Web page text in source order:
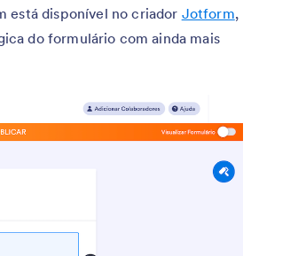
está disponível no criador Jotform,
do formulário com ainda mais